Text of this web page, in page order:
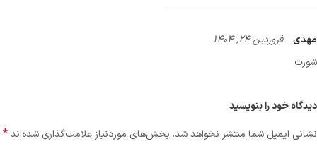
مهدی–فروردین 24, 1404
شورت
دیدگاه خود را بنویسید
نشانی ایمیل شما منتشر نخواهد شد. بخش‌های موردنیاز علامت‌گذاری شده‌اند*